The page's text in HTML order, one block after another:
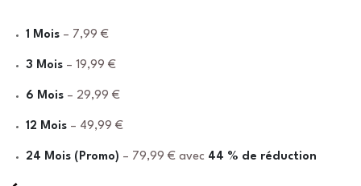
1 Mois – 7,99 €
3 Mois – 19,99 €
6 Mois – 29,99 €
12 Mois – 49,99 €
24 Mois (Promo) – 79,99 € avec 44 % de réduction